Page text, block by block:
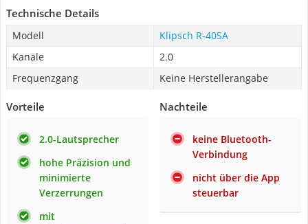
Technische Details
Modell
Klipsch R-40SA
Kanäle
2.0
Frequenzgang
Keine Herstellerangabe
Vorteile
2.0-Lautsprecher
hohe Präzision und
minimierte
Verzerrungen
mit
Nachteile
keine Bluetooth-
Verbindung
nicht über die App
steuerbar